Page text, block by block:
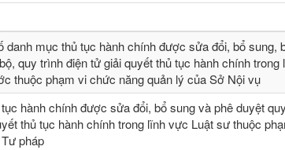
danh mục thủ tục hành chính được sửa đổi, bổ sung,
quy trình điện tử giải quyết thủ tục hành chính trong
thuộc phạm vi chức năng quản lý của Sở Nội vụ
hành chính được sửa đổi, bổ sung và phê duyệt
thủ tục hành chính trong lĩnh vực Luật sư thuộc
pháp